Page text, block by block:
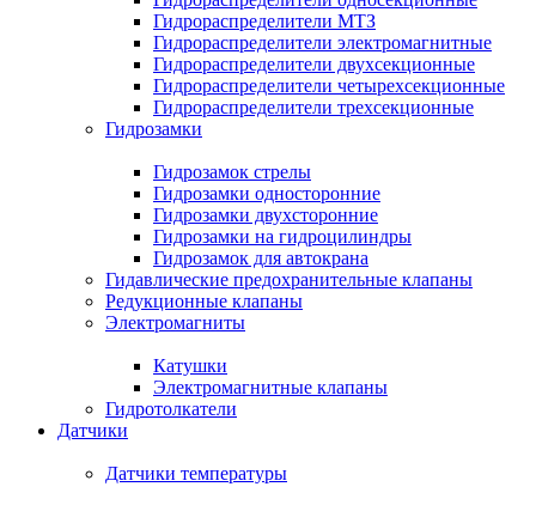
Гидрораспределители МТЗ
Гидрораспределители электромагнитные
Гидрораспределители двухсекционные
Гидрораспределители четырехсекционные
Гидрораспределители трехсекционные
Гидрозамки
Гидрозамок стрелы
Гидрозамки односторонние
Гидрозамки двухсторонние
Гидрозамки на гидроцилиндры
Гидрозамок для автокрана
Гидавлические предохранительные клапаны
Редукционные клапаны
Электромагниты
Катушки
Электромагнитные клапаны
Гидротолкатели
Датчики
Датчики температуры